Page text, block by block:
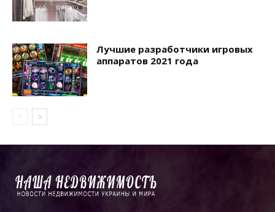
Лучшие разработчики игровых
аппаратов 2021 года